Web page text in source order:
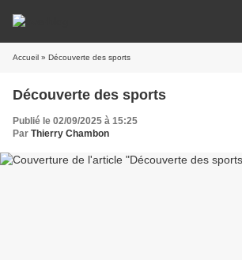
Accueil » Découverte des sports
Découverte des sports
Publié le 02/09/2025 à 15:25
Par Thierry Chambon